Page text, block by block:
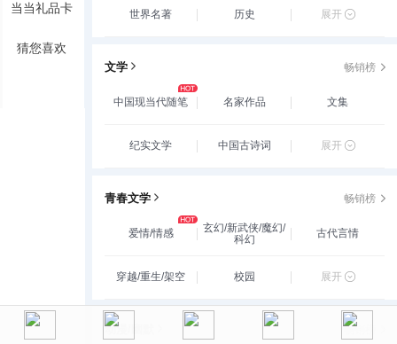
当当礼品卡
猜您喜欢
世界名著 历史 展开
文学 畅销榜
中国现当代随笔 名家作品 文集
纪实文学 中国古诗词 展开
青春文学 畅销榜
爱情/情感
玄幻/新武侠/魔幻/
科幻
古代言情
穿越/重生/架空 校园 展开
动漫/幽默 畅销榜